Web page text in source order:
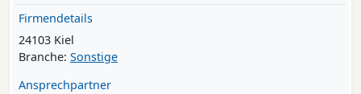
Firmendetails
24103 Kiel
Branche: Sonstige
Ansprechpartner